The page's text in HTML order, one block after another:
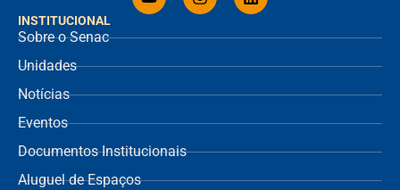
INSTITUCIONAL
Sobre o Senac
Unidades
Notícias
Eventos
Documentos Institucionais
Aluguel de Espaços